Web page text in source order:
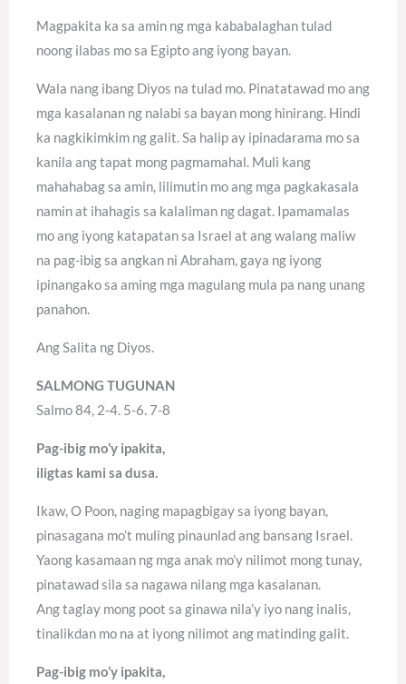
Magpakita ka sa amin ng mga kababalaghan tulad
noong ilabas mo sa Egipto ang iyong bayan.
Wala nang ibang Diyos na tulad mo. Pinatatawad mo ang
mga kasalanan ng nalabi sa bayan mong hinirang. Hindi
ka nagkikimkim ng galit. Sa halip ay ipinadarama mo sa
kanila ang tapat mong pagmamahal. Muli kang
mahahabag sa amin, lilimutin mo ang mga pagkakasala
namin at ihahagis sa kalaliman ng dagat. Ipamamalas
mo ang iyong katapatan sa Israel at ang walang maliw
na pag-ibig sa angkan ni Abraham, gaya ng iyong
ipinangako sa aming mga magulang mula pa nang unang
panahon.
Ang Salita ng Diyos.
SALMONG TUGUNAN
Salmo 84, 2-4. 5-6. 7-8
Pag-ibig mo’y ipakita,
iligtas kami sa dusa.
Ikaw, O Poon, naging mapagbigay sa iyong bayan,
pinasagana mo’t muling pinaunlad ang bansang Israel.
Yaong kasamaan ng mga anak mo’y nilimot mong tunay,
pinatawad sila sa nagawa nilang mga kasalanan.
Ang taglay mong poot sa ginawa nila’y iyo nang inalis,
tinalikdan mo na at iyong nilimot ang matinding galit.
Pag-ibig mo’y ipakita,